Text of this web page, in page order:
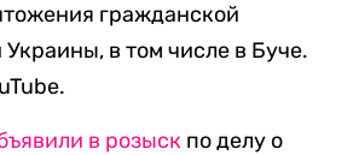
гражданской
в том числе в Буче.
в розыск по делу о